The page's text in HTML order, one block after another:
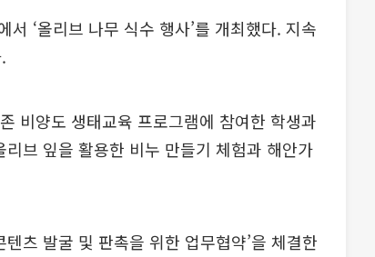
‘올리브 나무 식수 행사’를 개최했다. 지속
비양도 생태교육 프로그램에 참여한 학생과
브 잎을 활용한 비누 만들기 체험과 해안가
츠 발굴 및 판촉을 위한 업무협약’을 체결한